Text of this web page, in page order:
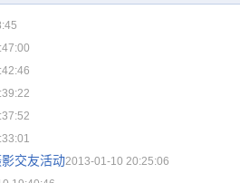
交友活动2013-01-10 20:25:06